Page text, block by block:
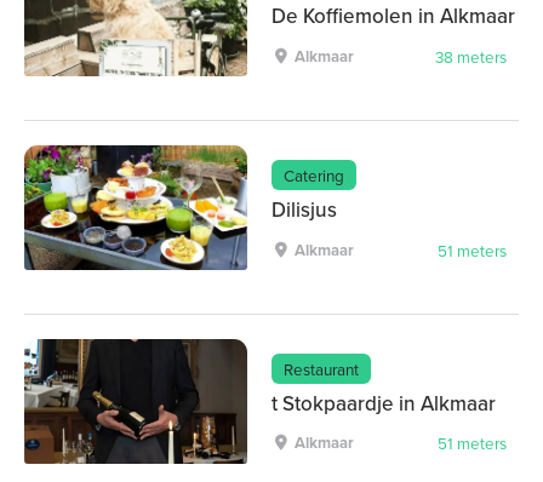
De Koffiemolen in Alkmaar
Alkmaar 38 meters
Catering
Dilisjus
Alkmaar 51 meters
Restaurant
t Stokpaardje in Alkmaar
Alkmaar 51 meters